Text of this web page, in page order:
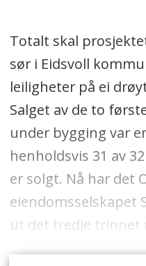
Totalt skal
sør i Eidsvoll
leiligheter på ei
Salget av de to
under bygging var
henholdsvis 31 av
er solgt. Nå har det
eiendomsselskapet
ut det tredje trinnet